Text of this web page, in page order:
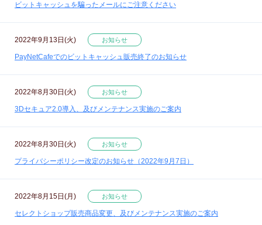
ビットキャッシュを騙ったメールにご注意ください
2022年9月13日(火) お知らせ
PayNetCafeでのビットキャッシュ販売終了のお知らせ
2022年8月30日(火) お知らせ
3Dセキュア2.0導入、及びメンテナンス実施のご案内
2022年8月30日(火) お知らせ
プライバシーポリシー改定のお知らせ（2022年9月7日）
2022年8月15日(月) お知らせ
セレクトショップ販売商品変更、及びメンテナンス実施のご案内